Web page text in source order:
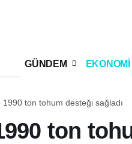
GÜNDEM EKONOMİ
ton tohum desteği sağladı
ton